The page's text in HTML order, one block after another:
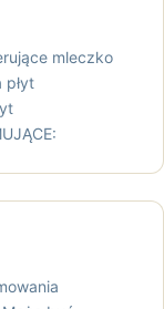
mleczko
płyt